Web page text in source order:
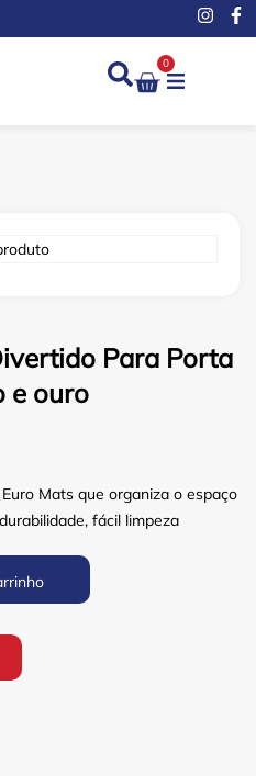
0
Para Porta
e ouro
Mats que organiza o espaço
fácil limpeza